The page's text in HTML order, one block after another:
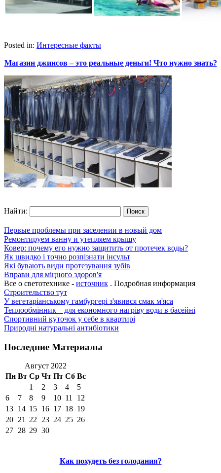
Posted in: Интересные факты
Магазин джинсов – это реальные деньги! Что нужно знать?
Найти:
Первые проблемы при заселении в новый дом
Ремонтируем ванну и утепляем крышу
Ковер: почему его нужно защитить от протечек воды?
Як швидко і точно розпізнати інсульт
Які бувають види протезування зубів
Вправи для міцного здоров'я
Все о светотехнике - источник . Подробная информация
Строительство тут
У вегетаріанському гамбургері з'явився смак м'яса
Теплообмінник – для економного нагріву води в басейні
Спортивний куточок у себе в квартирі
Природні натуральні антибіотики
Последние Материалы
Август 2022
Пн Вт Ср Чт Пт Сб Вс
1
2 3 4
5
6
7 8 9 10 11
12
13 14 15 16 17 18 19
20 21 22 23 24 25 26
27 28 29 30
Как похудеть без голодания?